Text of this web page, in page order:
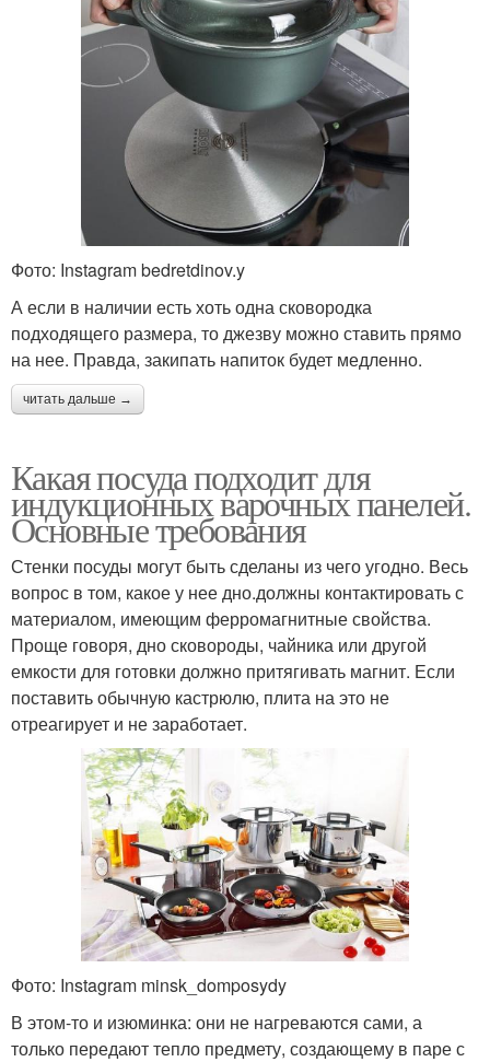
Фото: Instagram bedretdinov.y
А если в наличии есть хоть одна сковородка
подходящего размера, то джезву можно ставить прямо
на нее. Правда, закипать напиток будет медленно.
читать дальше →
Какая посуда подходит для
индукционных варочных панелей.
Основные требования
Стенки посуды могут быть сделаны из чего угодно. Весь
вопрос в том, какое у нее дно.должны контактировать с
материалом, имеющим ферромагнитные свойства.
Проще говоря, дно сковороды, чайника или другой
емкости для готовки должно притягивать магнит. Если
поставить обычную кастрюлю, плита на это не
отреагирует и не заработает.
Фото: Instagram minsk_domposydy
В этом-то и изюминка: они не нагреваются сами, а
только передают тепло предмету, создающему в паре с